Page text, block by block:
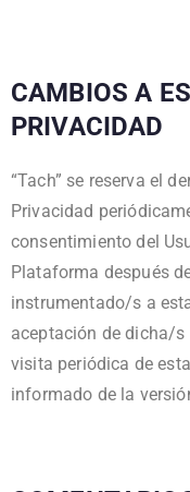
CAMBIOS A
PRIVACIDAD
“Tach” se reserva el
Privacidad
consentimiento del
Plataforma después
instrumentado/s a
aceptación de dicha/
visita periódica de
informado de la